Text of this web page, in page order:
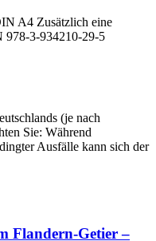
A4 Zusätzlich eine
978-3-934210-29-5
(je nach
Sie: Während
Ausfälle kann sich der
Flandern-Getier –